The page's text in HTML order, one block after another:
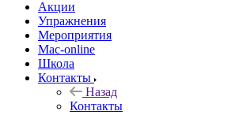
Акции
Упражнения
Мероприятия
Mac-online
Школа
Контакты
Назад
Контакты